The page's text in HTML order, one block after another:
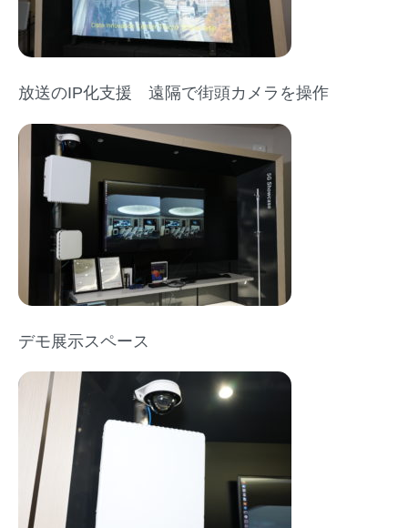
放送のIP化支援 遠隔で街頭カメラを操作
デモ展示スペース